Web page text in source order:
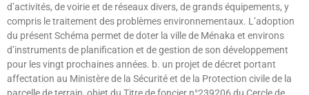
d’activités, de voirie et de réseaux divers, de grands équipements, y
compris le traitement des problèmes environnementaux. L’adoption
du présent Schéma permet de doter la ville de Ménaka et environs
d’instruments de planification et de gestion de son développement
pour les vingt prochaines années. b. un projet de décret portant
affectation au Ministère de la Sécurité et de la Protection civile de la